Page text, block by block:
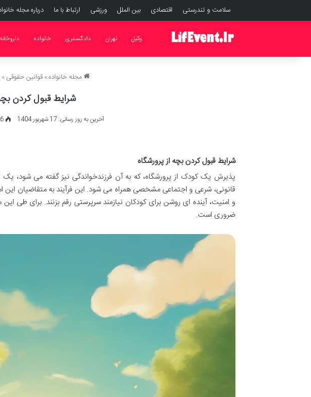
سلامت و تندرستی اقتصادی بین الملل ورزشی ارتباط با ما درباره مجله
وکیل تهران دادگستری خانواده داروخانه
مجله خانواده» قوانین حقوقی »
شرایط قبول کردن
آخرین به روز رسانی: 17 شهریور 1404
شرایط قبول کردن بچه از پرورشگاه
پذیرش یک کودک از پرورشگاه، که به آن فرزندخواندگی نیز گفته می شود،
قانونی، شرعی و اجتماعی مشخصی همراه می شود. این فرآیند به متقاضیان این
و امنیت، آینده ای روشن برای کودکان نیازمند سرپرستی رقم بزنند. برای طی
ضروری است.